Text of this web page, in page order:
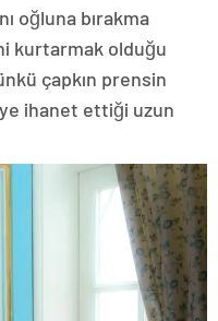
oğluna bırakma
kurtarmak olduğu
çapkın prensin
ihanet ettiği uzun